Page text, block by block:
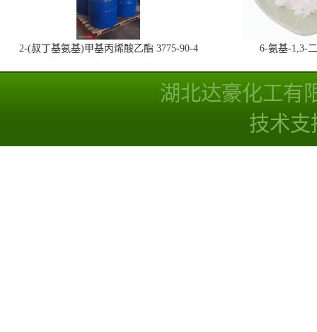
2-(叔丁基氨基)甲基丙烯酸乙酯 3775-90-4 6-氨基-1,3-
湖北达豪化工有
技术